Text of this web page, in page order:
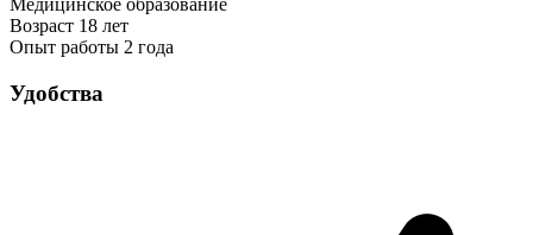
Медицинское образование
Возраст 18 лет
Опыт работы 2 года
Удобства